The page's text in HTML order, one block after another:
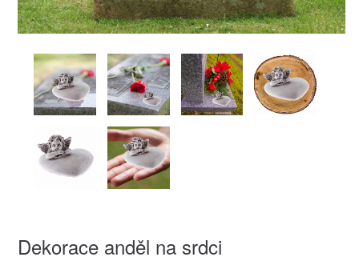
Dekorace anděl na srdci